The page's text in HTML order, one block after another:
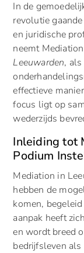
In de
revolutie
en juridische
neemt
Leeuwarden,
effectieve
focus ligt op
wederzijds
Inleiding tot
Podium
Mediation in
hebben de
komen,
aanpak heeft
en wordt breed
bedrijfsleven